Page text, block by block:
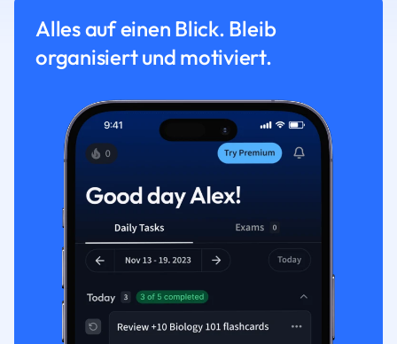
Alles auf einen Blick. Bleib
organisiert und motiviert.